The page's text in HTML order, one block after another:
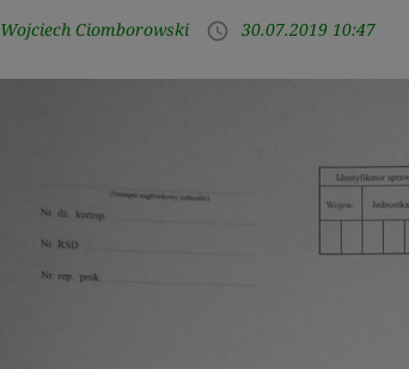
Wojciech Ciomborowski access_time 30.07.2019 10:47